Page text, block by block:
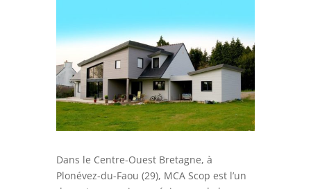
Dans le Centre-Ouest Bretagne, à
Plonévez-du-Faou (29), MCA Scop est l’un